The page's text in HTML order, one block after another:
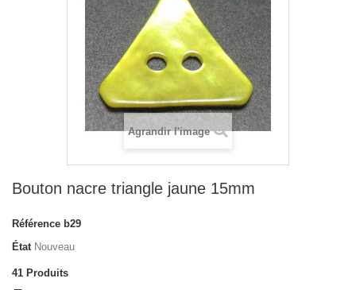
Agrandir l'image
Bouton nacre triangle jaune 15mm
Référence b29
État Nouveau
41 Produits